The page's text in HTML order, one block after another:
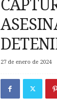
27 de enero de 2024